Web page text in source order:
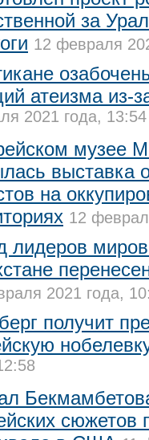
за
12 февраля
атеизма из-
2021 года, 13:54
музее
выставка
на
12
лидеров
2021 года,
получит
сюжетов